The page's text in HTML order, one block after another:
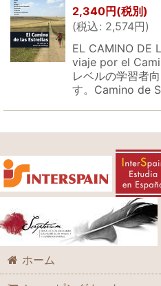
2,340円(税別)
(税込: 2,574円)
EL CAMINO DE
viaje por el
レベルの学習者
す。Camino de
ホーム